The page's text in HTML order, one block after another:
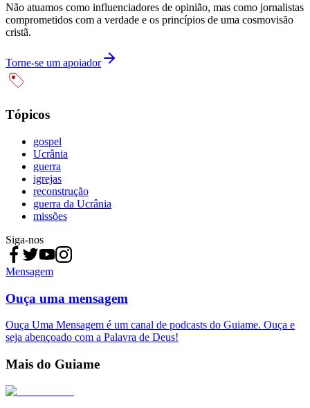
Não atuamos como influenciadores de opinião, mas como jornalistas
comprometidos com a verdade e os princípios de uma cosmovisão
cristã.
Torne-se um apoiador
Tópicos
gospel
Ucrânia
guerra
igrejas
reconstrução
guerra da Ucrânia
missões
Siga-nos
Mensagem
Ouça uma mensagem
Ouça Uma Mensagem é um canal de podcasts do Guiame. Ouça e
seja abençoado com a Palavra de Deus!
Mais do Guiame